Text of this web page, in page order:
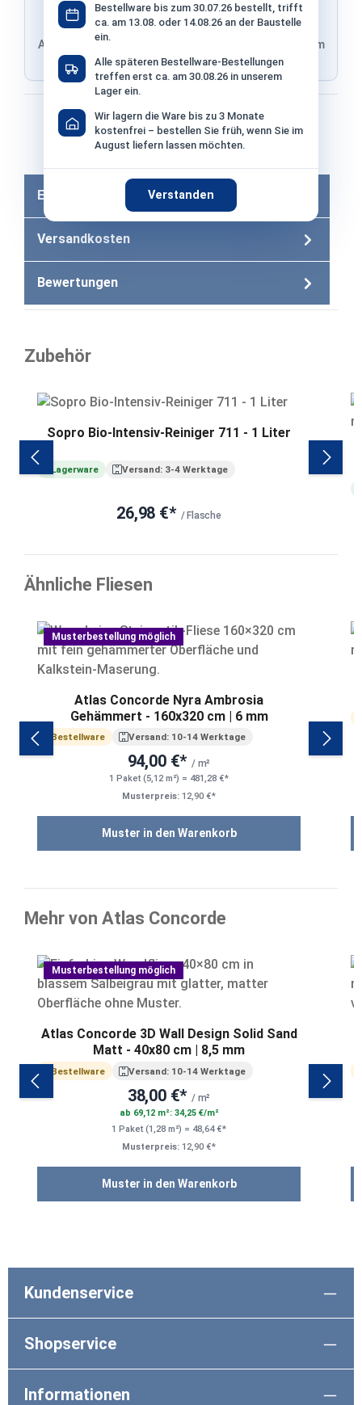
Bestellware bis zum 30.07.26 bestellt, trifft
ca. am 13.08. oder 14.08.26 an der Baustelle
ein.
Alle späteren Bestellware-Bestellungen
treffen erst ca. am 30.08.26 in unserem
Lager ein.
Wir lagern die Ware bis zu 3 Monate
kostenfrei – bestellen Sie früh, wenn Sie im
August liefern lassen möchten.
Verstanden
Adresse von Klarna, Versand wird im finalen Schritt im
Shop ausgewählt
Bezahlen mit
Bei Bezahlung per Vorkasse −2% Skonto
Eigenschaften
Versandkosten
Bewertungen
Zubehör
Sopro Bio-Intensiv-Reiniger 711 - 1 Liter
Lagerware Versand: 3-4 Werktage
26,98 €* / Flasche
Ähnliche Fliesen
Musterbestellung möglich
Atlas Concorde Nyra Ambrosia
Gehämmert - 160x320 cm | 6 mm
Bestellware Versand: 10-14 Werktage
94,00 €* / m²
1 Paket (5,12 m²) = 481,28 €*
Musterpreis: 12,90 €*
Muster in den Warenkorb
Mehr von Atlas Concorde
Musterbestellung möglich
Atlas Concorde 3D Wall Design Solid Sand
Matt - 40x80 cm | 8,5 mm
Bestellware Versand: 10-14 Werktage
38,00 €* / m²
ab 69,12 m²: 34,25 €/m²
1 Paket (1,28 m²) = 48,64 €*
Musterpreis: 12,90 €*
Muster in den Warenkorb
Kundenservice
Shopservice
Informationen